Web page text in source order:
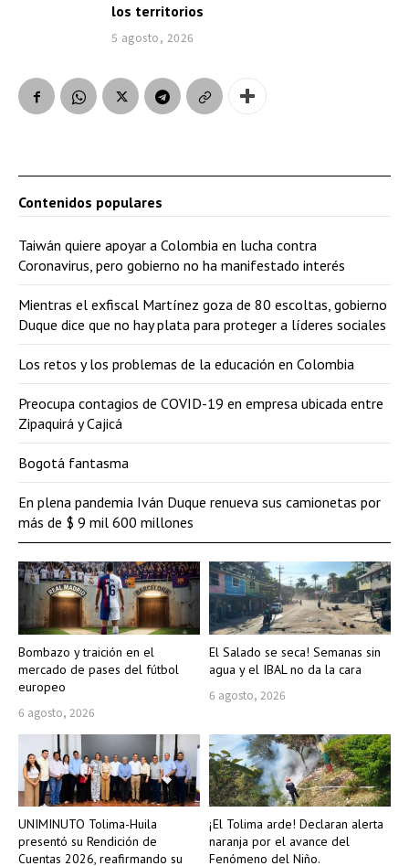
los territorios
5 agosto, 2026
Bombazo y traición en el
mercado de pases del fútbol
europeo
6 agosto, 2026
El Salado se seca! Semanas sin
agua y el IBAL no da la cara
6 agosto, 2026
UNIMINUTO Tolima-Huila
presentó su Rendición de
Cuentas 2026, reafirmando su
¡El Tolima arde! Declaran alerta
naranja por el avance del
Fenómeno del Niño.
Contenidos populares
Taiwán quiere apoyar a Colombia en lucha contra
Coronavirus, pero gobierno no ha manifestado interés
Mientras el exfiscal Martínez goza de 80 escoltas, gobierno
Duque dice que no hay plata para proteger a líderes sociales
Los retos y los problemas de la educación en Colombia
Preocupa contagios de COVID-19 en empresa ubicada entre
Zipaquirá y Cajicá
Bogotá fantasma
En plena pandemia Iván Duque renueva sus camionetas por
más de $ 9 mil 600 millones